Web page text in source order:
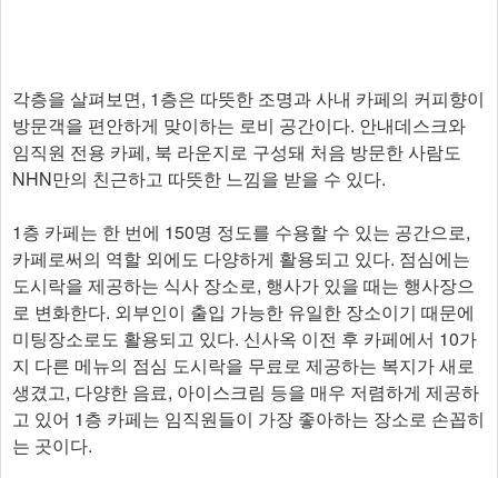
각층을 살펴보면, 1층은 따뜻한 조명과 사내 카페의 커피향이
방문객을 편안하게 맞이하는 로비 공간이다. 안내데스크와
임직원 전용 카페, 북 라운지로 구성돼 처음 방문한 사람도
NHN만의 친근하고 따뜻한 느낌을 받을 수 있다.
1층 카페는 한 번에 150명 정도를 수용할 수 있는 공간으로,
카페로써의 역할 외에도 다양하게 활용되고 있다. 점심에는
도시락을 제공하는 식사 장소로, 행사가 있을 때는 행사장으
로 변화한다. 외부인이 출입 가능한 유일한 장소이기 때문에
미팅장소로도 활용되고 있다. 신사옥 이전 후 카페에서 10가
지 다른 메뉴의 점심 도시락을 무료로 제공하는 복지가 새로
생겼고, 다양한 음료, 아이스크림 등을 매우 저렴하게 제공하
고 있어 1층 카페는 임직원들이 가장 좋아하는 장소로 손꼽히
는 곳이다.